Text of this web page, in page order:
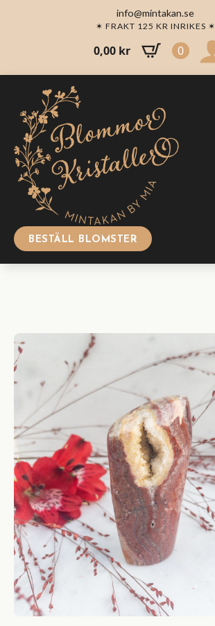
info@mintakan.se
✶ FRAKT 125 KR INRIKES ✶
0,00 kr 0
BESTÄLL BLOMSTER